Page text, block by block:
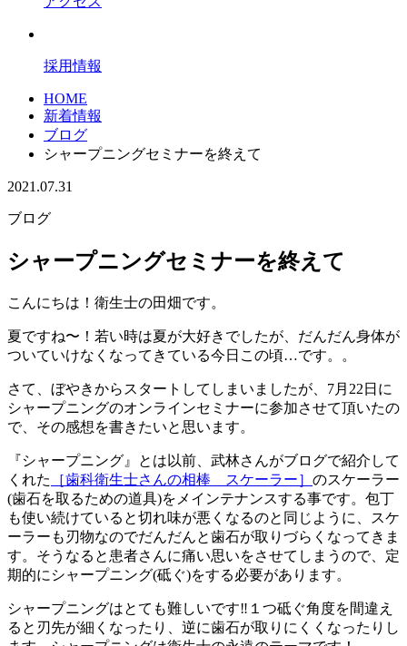
採用情報
HOME
新着情報
ブログ
シャープニングセミナーを終えて
2021.07.31
ブログ
シャープニングセミナーを終えて
こんにちは！衛生士の田畑です。
夏ですね〜！若い時は夏が大好きでしたが、だんだん身体が
ついていけなくなってきている今日この頃…です。。
さて、ぼやきからスタートしてしまいましたが、7月22日に
シャープニングのオンラインセミナーに参加させて頂いたの
で、その感想を書きたいと思います。
『シャープニング』とは以前、武林さんがブログで紹介して
くれた
［歯科衛生士さんの相棒 スケーラー］ のスケーラー
(歯石を取るための道具)をメインテナンスする事です。包丁
も使い続けていると切れ味が悪くなるのと同じように、スケ
ーラーも刃物なのでだんだんと歯石が取りづらくなってきま
す。そうなると患者さんに痛い思いをさせてしまうので、定
期的にシャープニング(砥ぐ)をする必要があります。
シャープニングはとても難しいです‼️１つ砥ぐ角度を間違え
ると刃先が細くなったり、逆に歯石が取りにくくなったりし